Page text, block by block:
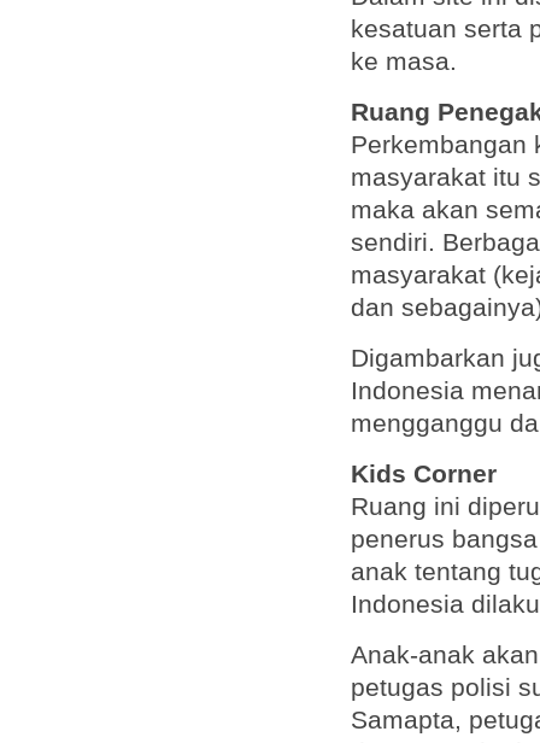
kesatuan serta
ke masa.
Ruang
Perkembangan
masyarakat itu
maka akan
sendiri.
masyarakat
dan
Digambarkan
Indonesia
mengganggu
Kids Corner
Ruang ini
penerus
anak tentang
Indonesia
Anak-anak
petugas polisi
Samapta,